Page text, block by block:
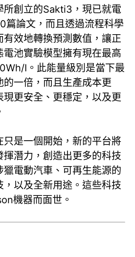
所創立的Sakti3，現已就電
篇論文，而且透過流程科學
效地轉換預測數值，讓正
電池實驗模型擁有現在最高
I。此能量級別是當下最
的一倍，而且生產成本更
更安全、更穩定，以及更
是一個開始，新的平台將
揮潛力，創造出更多的科技
獵電動汽車、可再生能源的
以及全新用途。這些科技
機器而面世。